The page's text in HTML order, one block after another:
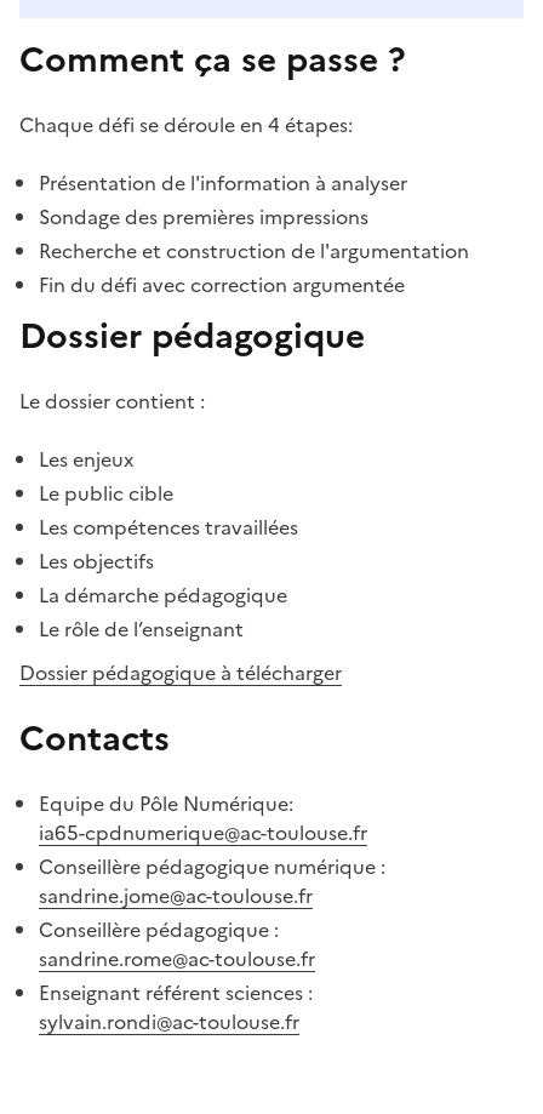
Comment ça se passe ?
Chaque défi se déroule en 4 étapes:
Présentation de l'information à analyser
Sondage des premières impressions
Recherche et construction de l'argumentation
Fin du défi avec correction argumentée
Dossier pédagogique
Le dossier contient :
Les enjeux
Le public cible
Les compétences travaillées
Les objectifs
La démarche pédagogique
Le rôle de l’enseignant
Dossier pédagogique à télécharger
Contacts
Equipe du Pôle Numérique:
ia65-cpdnumerique@ac-toulouse.fr
Conseillère pédagogique numérique :
sandrine.jome@ac-toulouse.fr
Conseillère pédagogique :
sandrine.rome@ac-toulouse.fr
Enseignant référent sciences :
sylvain.rondi@ac-toulouse.fr